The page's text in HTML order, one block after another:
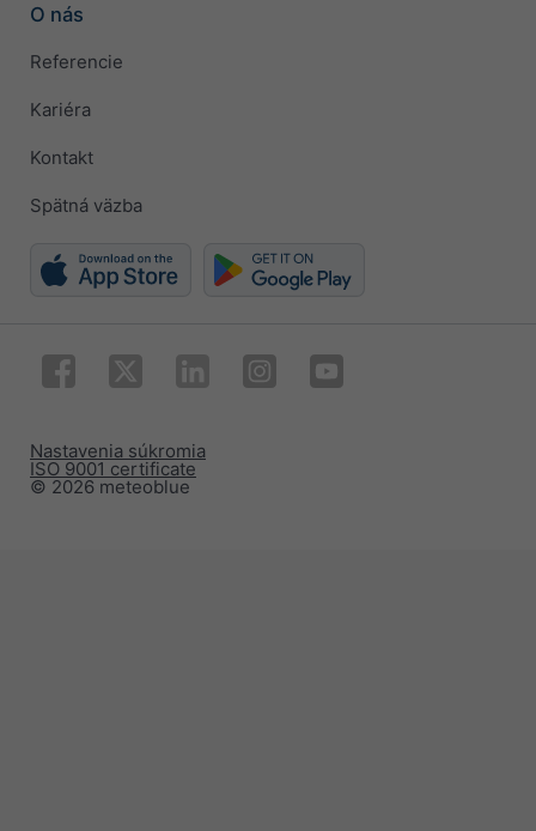
O nás
Referencie
Kariéra
Kontakt
Spätná väzba
© 2026 meteoblue
ISO 9001 certificate
Nastavenia súkromia